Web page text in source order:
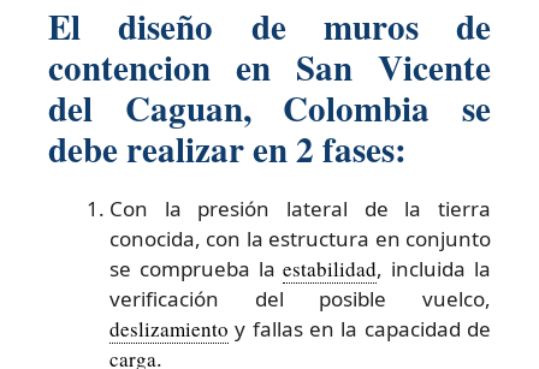
El diseño de muros de
contencion en San Vicente
del Caguan, Colombia se
debe realizar en 2 fases:
Con la presión lateral de la tierra
conocida, con la estructura en conjunto
se comprueba laestabilidad, incluida la
verificación del posible vuelco,
deslizamiento y fallas en la capacidad de
carga.